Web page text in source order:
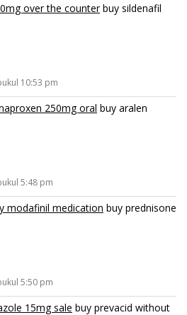
over the counterbuy sildenafil
10:53 pm
250mg oral buy aralen
5:48 pm
modafinil medication buy prednisone
5:50 pm
15mg sale buy prevacid without